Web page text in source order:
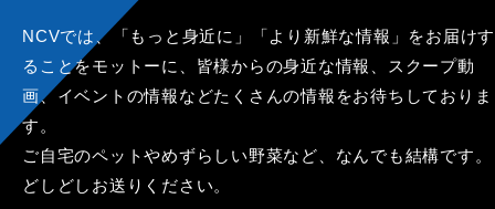
NCVでは、「もっと身近に」「より新鮮な情報」をお届けす
ることをモットーに、皆様からの身近な情報、スクープ動
画、イベントの情報などたくさんの情報をお待ちしておりま
す。
ご自宅のペットやめずらしい野菜など、なんでも結構です。
どしどしお送りください。